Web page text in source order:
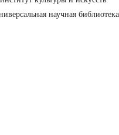
научная библиотека